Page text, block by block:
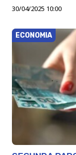
30/04/2025 10:00
ECONOMIA